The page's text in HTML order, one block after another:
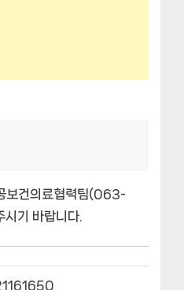
보건의료협력팀(063-
기 바랍니다.